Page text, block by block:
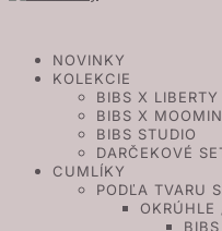
NOVINKY
KOLEKCIE
BIBS X LIBERTY
BIBS X MOOMIN
BIBS STUDIO
DARČEKOVÉ
CUMLÍKY
PODĽA TVARU
OKRÚHLE